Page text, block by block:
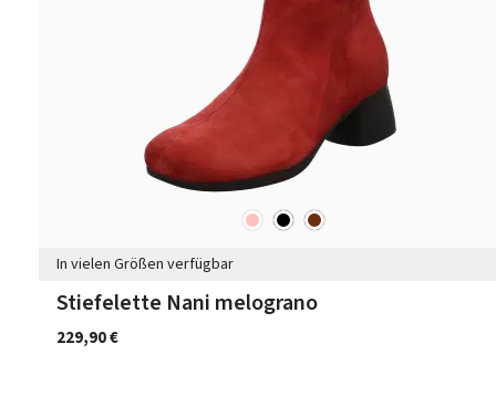
rosa schwarz
braun
In vielen Größen verfügbar
Stiefelette Nani melograno
229,90 €